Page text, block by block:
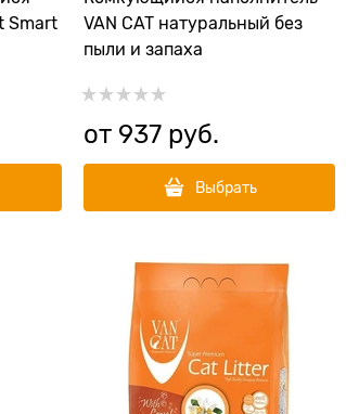
Smart
VAN CAT натуральный без
пыли и запаха
от 937 руб.
Выбрать